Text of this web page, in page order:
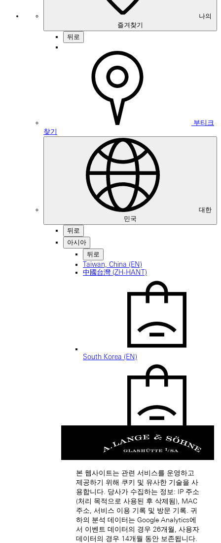
즐겨찾기
뒤로
부티크
찾기
대한
민국
뒤로
아시아
뒤로
Taiwan, China (EN)
中國台灣 (ZH-HANT)
South Korea (EN)
Macau SAR, China (EN)
본 웹사이트는 관련 서비스를 운영하고
제공하기 위해 쿠키 및 유사한 기술을 사
용합니다. 당사가 수집하는 정보: IP 주소
(처리 목적으로 사용된 후 삭제됨), MAC
주소, 서비스 이용 기록 및 방문 기록. 귀
하의 분석 데이터는 Google Analytics에
서 이벤트 데이터의 경우 26개월, 사용자
데이터의 경우 14개월 동안 보존됩니다.